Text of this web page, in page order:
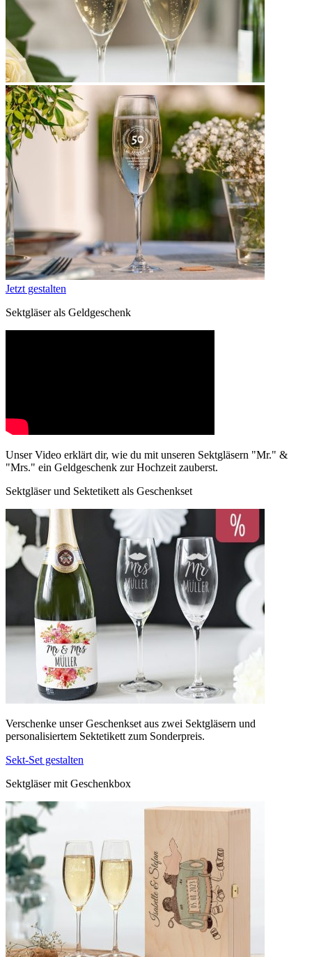
Jetzt gestalten
Sektgläser als Geldgeschenk
Unser Video erklärt dir, wie du mit unseren Sektgläsern "Mr." &
"Mrs." ein Geldgeschenk zur Hochzeit zauberst.
Sektgläser und Sektetikett als Geschenkset
Verschenke unser Geschenkset aus zwei Sektgläsern und
personalisiertem Sektetikett zum Sonderpreis.
Sekt-Set gestalten
Sektgläser mit Geschenkbox